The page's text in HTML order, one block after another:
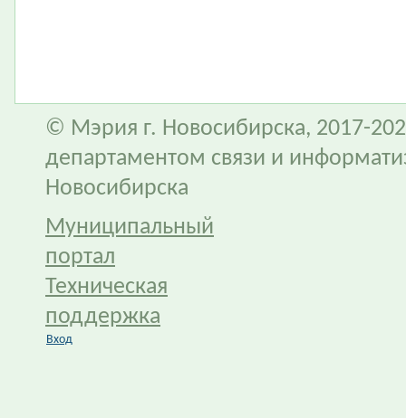
© Мэрия г. Новосибирска, 2017-
департаментом связи и
Новосибирска
Муниципальный
портал
Техническая
поддержка
Вход